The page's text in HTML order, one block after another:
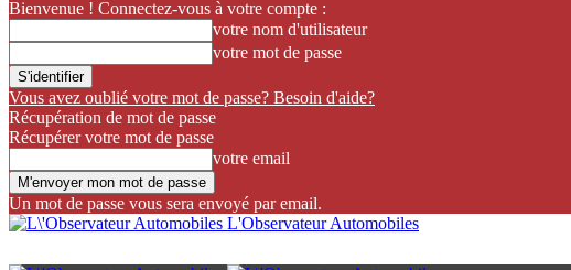
Bienvenue ! Connectez-vous à votre compte :
votre nom d'utilisateur
votre mot de passe
Vous avez oublié votre mot de passe? Besoin d'aide?
Récupération de mot de passe
Récupérer votre mot de passe
votre email
Un mot de passe vous sera envoyé par email.
L'Observateur Automobiles